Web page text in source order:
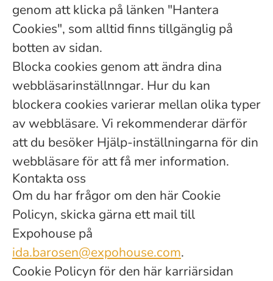
genom att klicka på länken "Hantera
Cookies", som alltid finns tillgänglig på
botten av sidan.
Blocka cookies genom att ändra dina
webbläsarinställnngar. Hur du kan
blockera cookies varierar mellan olika typer
av webbläsare. Vi rekommenderar därför
att du besöker Hjälp-inställningarna för din
webbläsare för att få mer information.
Kontakta oss
Om du har frågor om den här Cookie
Policyn, skicka gärna ett mail till
Expohouse på
ida.barosen@expohouse.com.
Cookie Policyn för den här karriärsidan